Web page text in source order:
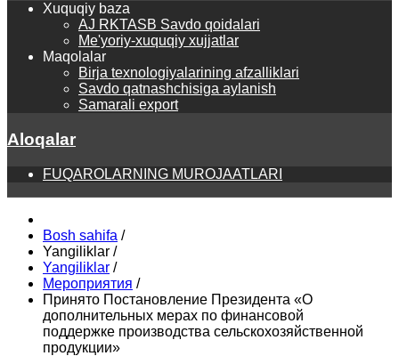
Xuquqiy baza
AJ RKTASB Savdo qoidalari
Me'yoriy-xuquqiy xujjatlar
Maqolalar
Birja texnologiyalarining afzalliklari
Savdo qatnashchisiga aylanish
Samarali export
Aloqalar
FUQAROLARNING MUROJAATLARI
Bosh sahifa /
Yangiliklar /
Yangiliklar /
Мероприятия /
Принято Постановление Президента «О
дополнительных мерах по финансовой
поддержке производства сельскохозяйственной
продукции»